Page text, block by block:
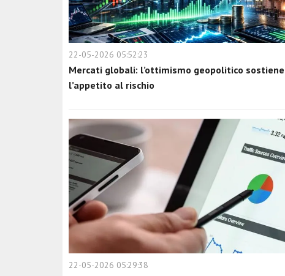
22-05-2026 05:52:23
Mercati globali: l’ottimismo geopolitico sostiene
l’appetito al rischio
22-05-2026 05:29:38